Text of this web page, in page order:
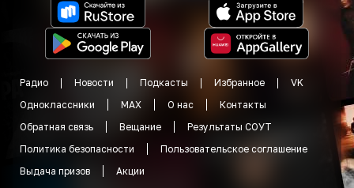
Радио Новости Подкасты Избранное
VK
Одноклассники
MAX О нас
Контакты
Обратная связь
Вещание
Результаты СОУТ
Политика безопасности
Пользовательское соглашение
Выдача призов
Акции